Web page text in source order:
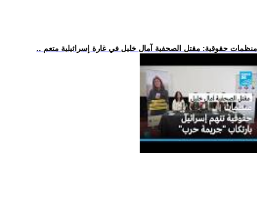
.. منظمات حقوقية: مقتل الصحفية آمال خليل في غارة إسرائيلية متعم